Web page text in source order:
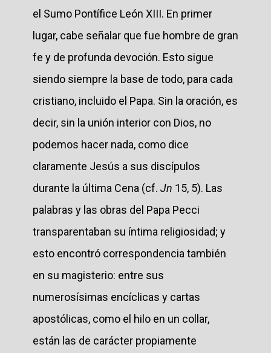
el Sumo Pontífice León XIII. En primer
lugar, cabe señalar que fue hombre de gran
fe y de profunda devoción. Esto sigue
siendo siempre la base de todo, para cada
cristiano, incluido el Papa. Sin la oración, es
decir, sin la unión interior con Dios, no
podemos hacer nada, como dice
claramente Jesús a sus discípulos
durante la última Cena (cf. Jn 15, 5). Las
palabras y las obras del Papa Pecci
transparentaban su íntima religiosidad; y
esto encontró correspondencia también
en su magisterio: entre sus
numerosísimas encíclicas y cartas
apostólicas, como el hilo en un collar,
están las de carácter propiamente